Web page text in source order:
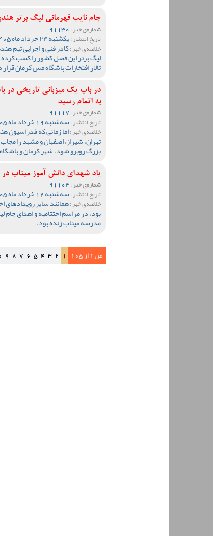
جام نایب قهرمانی لیگ برتر
شماره‌ی خبر :
تاریخ انتشار :یکشنبه 24 خرداد ماه 1405 ساعت 23:59
خلاصه‌ی خبر :کادر فنی و اجرایی تیم
لیگ برتر این فصل کشور را کسب کرده
تالار افتخارات باشگاه مس کرمان
در باب یک میزبانی تاریخی در
به اتمام رسید
شماره‌ی خبر :91117
تاریخ انتشار :سه‌شنبه 19 خرداد ماه 1405 ساعت 11:32
خلاصه‌ی خبر :اما زمانی که فدراسیون
تهران، شیراز، اصفهان و مشهد را
بزرگ روبرو شود، شهر کرمان و
یاد شهدای دانش آموز میناب در
شماره‌ی خبر :91104
تاریخ انتشار :سه‌شنبه 12 خرداد ماه 1405 ساعت 10:21
خلاصه‌ی خبر :همانند سایر رویدادهای
بود، در مراسم اختتامیه و اهدای
مدرسه میناب زنده بود.
ص 1 از 105 1
2
3
4
5
6
7
8
9